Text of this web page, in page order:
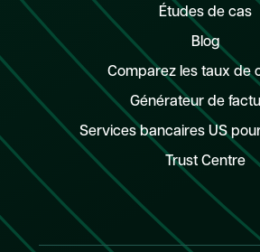
Études de cas
Blog
Comparez les taux de
Générateur de
Services bancaires US
Trust Centre